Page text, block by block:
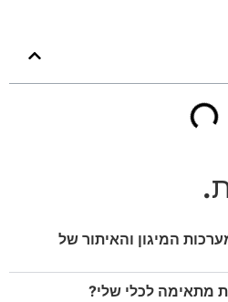
.
המיגון והאיתור של
מתאימה לכלי שלי?